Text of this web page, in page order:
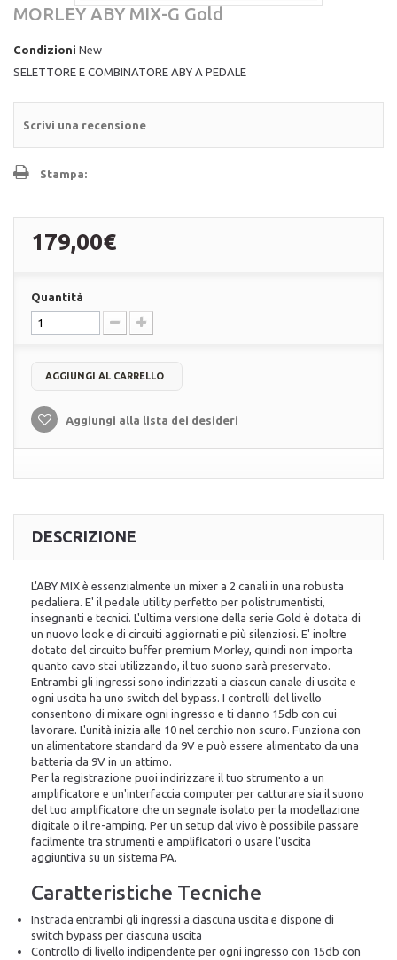
MORLEY ABY MIX-G Gold
Condizioni New
SELETTORE E COMBINATORE ABY A PEDALE
Scrivi una recensione
Stampa:
179,00€
Quantità
AGGIUNGI AL CARRELLO
Aggiungi alla lista dei desideri
DESCRIZIONE
L'ABY MIX è essenzialmente un mixer a 2 canali in una robusta
pedaliera. E' il pedale utility perfetto per polistrumentisti,
insegnanti e tecnici. L'ultima versione della serie Gold è dotata di
un nuovo look e di circuiti aggiornati e più silenziosi. E' inoltre
dotato del circuito buffer premium Morley, quindi non importa
quanto cavo stai utilizzando, il tuo suono sarà preservato.
Entrambi gli ingressi sono indirizzati a ciascun canale di uscita e
ogni uscita ha uno switch del bypass. I controlli del livello
consentono di mixare ogni ingresso e ti danno 15db con cui
lavorare. L'unità inizia alle 10 nel cerchio non scuro. Funziona con
un alimentatore standard da 9V e può essere alimentato da una
batteria da 9V in un attimo.
Per la registrazione puoi indirizzare il tuo strumento a un
amplificatore e un'interfaccia computer per catturare sia il suono
del tuo amplificatore che un segnale isolato per la modellazione
digitale o il re-amping. Per un setup dal vivo è possibile passare
facilmente tra strumenti e amplificatori o usare l'uscita
aggiuntiva su un sistema PA.
Caratteristiche Tecniche
Instrada entrambi gli ingressi a ciascuna uscita e dispone di
switch bypass per ciascuna uscita
Controllo di livello indipendente per ogni ingresso con 15db con